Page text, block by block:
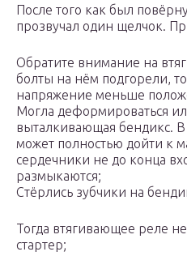
После того как был
прозвучал один щелчок.
Обратите внимание на
болты на нём подгорели,
напряжение меньше
Могла деформироваться
выталкивающая бендикс. В
может полностью дойти к
сердечники не до конца
размыкаются;
Стёрлись зубчики на
Тогда втягивающее реле
стартер;